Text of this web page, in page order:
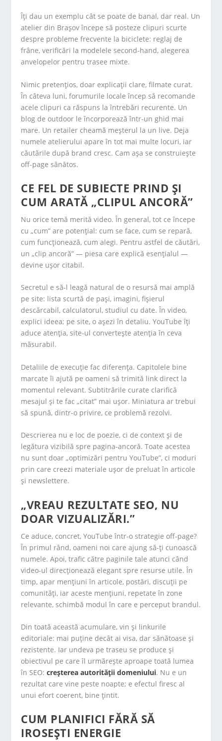
Îți dau un exemplu cât se poate de banal, dar real. Un
atelier din Brașov începe să posteze clipuri scurte
despre probleme frecvente la biciclete: reglaj de
frâne, verificări la modelele second-hand, alegerea
anvelopelor pentru trasee mixte.
Nimic pretențios, doar explicații clare, filmate curat.
În câteva luni, forumurile locale încep să recomande
acele clipuri ca răspuns la întrebări recurente. Un
blog de outdoor le încorporează într-un ghid mai
mare. Un retailer cheamă meșterul la un live. Deja
numele atelierului apare în tot mai multe locuri, iar
căutările după brand cresc. Cam așa se construiește
off-page sănătos.
CE FEL DE SUBIECTE PRIND ȘI
CUM ARATĂ „CLIPUL ANCORĂ”
Nu orice temă merită video. În general, tot ce începe
cu „cum” are potențial: cum se face, cum se repară,
cum funcționează, cum alegi. Pentru astfel de căutări,
un „clip ancoră” — piesa care explică esențialul —
devine ușor citabil.
Secretul e să-l leagă natural de o resursă mai amplă
pe site: lista scurtă de pași, imagini, fișierul
descărcabil, calculatorul, studiul cu date. În video,
explici ideea; pe site, o așezi în detaliu. YouTube îți
aduce atenția, site-ul convertește atenția în ceva
măsurabil.
Detaliile de execuție fac diferența. Capitolele bine
marcate îi ajută pe oameni să trimită link direct la
momentul relevant. Subtitrările curate clarifică
mesajul și te fac „citat” mai ușor. Miniatura ar trebui
să spună, dintr-o privire, ce problemă rezolvi.
Descrierea nu e loc de poezie, ci de context și de
legătura vizibilă spre pagina-ancoră. Toate acestea
nu sunt doar „optimizări pentru YouTube”, ci moduri
prin care creezi materiale ușor de preluat în articole
și newslettere.
„VREAU REZULTATE SEO, NU
DOAR VIZUALIZĂRI.”
Ce aduce, concret, YouTube într-o strategie off-page?
În primul rând, oameni noi care ajung să-ți cunoască
numele. Apoi, trafic către paginile tale atunci când
video-ul direcționează elegant spre resurse utile. În
timp, apar mențiuni în articole, postări, discuții pe
comunități, iar aceste mențiuni, repetate în zone
relevante, schimbă modul în care e perceput brandul.
Din toată această acumulare, vin și linkurile
editoriale: mai puține decât ai visa, dar sănătoase și
rezistente. Iar undeva pe traseu se produce și
obiectivul pe care îl urmărește aproape toată lumea
în SEO:creșterea autorității domeniului. Nu e un
rezultat care vine peste noapte; e efectul firesc al
unui efort coerent, bine țintit.
CUM PLANIFICI FĂRĂ SĂ
IROSEȘTI ENERGIE